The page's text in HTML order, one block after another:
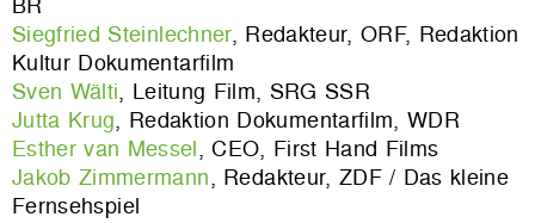
Siegfried Steinlechner, Redakteur, ORF, Redaktion
Kultur Dokumentarfilm
Sven Wälti, Leitung Film, SRG SSR
Jutta Krug, Redaktion Dokumentarfilm, WDR
Esther van Messel, CEO, First Hand Films
Jakob Zimmermann, Redakteur, ZDF / Das kleine
Fernsehspiel